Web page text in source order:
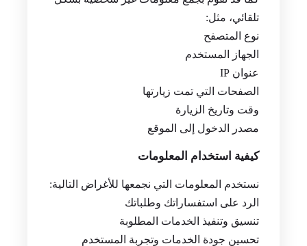
تلقائي، مثل:
نوع المتصفح
الجهاز المستخدم
عنوان IP
الصفحات التي تمت زيارتها
وقت وتاريخ الزيارة
مصدر الدخول إلى الموقع
كيفية استخدام المعلومات
نستخدم المعلومات التي نجمعها للأغراض التالية:
الرد على استفساراتك وطلباتك
تنسيق وتنفيذ الخدمات المطلوبة
تحسين جودة الخدمات وتجربة المستخدم